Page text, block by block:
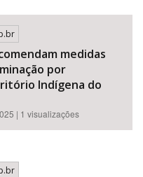
medidas
por
Indígena do
| 1 visualizações